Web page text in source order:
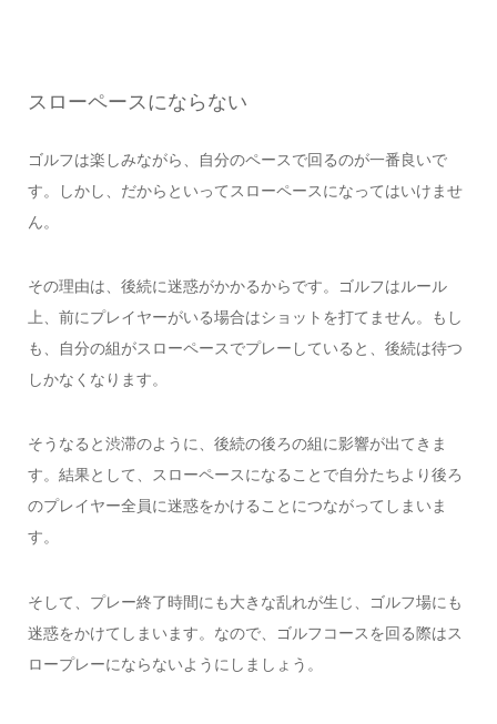
スローペースにならない
ゴルフは楽しみながら、自分のペースで回るのが一番良いで
す。しかし、だからといってスローペースになってはいけませ
ん。
その理由は、後続に迷惑がかかるからです。ゴルフはルール
上、前にプレイヤーがいる場合はショットを打てません。もし
も、自分の組がスローペースでプレーしていると、後続は待つ
しかなくなります。
そうなると渋滞のように、後続の後ろの組に影響が出てきま
す。結果として、スローペースになることで自分たちより後ろ
のプレイヤー全員に迷惑をかけることにつながってしまいま
す。
そして、プレー終了時間にも大きな乱れが生じ、ゴルフ場にも
迷惑をかけてしまいます。なので、ゴルフコースを回る際はス
ロープレーにならないようにしましょう。